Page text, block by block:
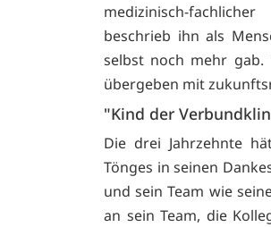
medizinisch-
beschrieb ihn als
selbst noch mehr gab.
übergeben mit
"Kind der
Die drei Jahrzehnte
Tönges in seinen
und sein Team wie
an sein Team, die